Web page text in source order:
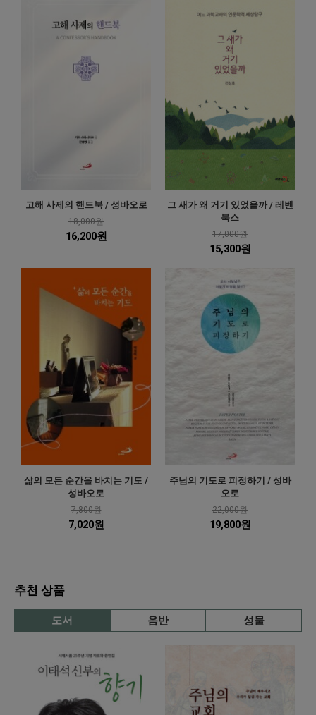
고해 사제의 핸드북 / 성바오로
18,000원
16,200원
그 새가 왜 거기 있었을까 / 레벤
북스
17,000원
15,300원
삶의 모든 순간을 바치는 기도 /
성바오로
7,800원
7,020원
주님의 기도로 피정하기 / 성바
오로
22,000원
19,800원
추천 상품
도서 음반 성물